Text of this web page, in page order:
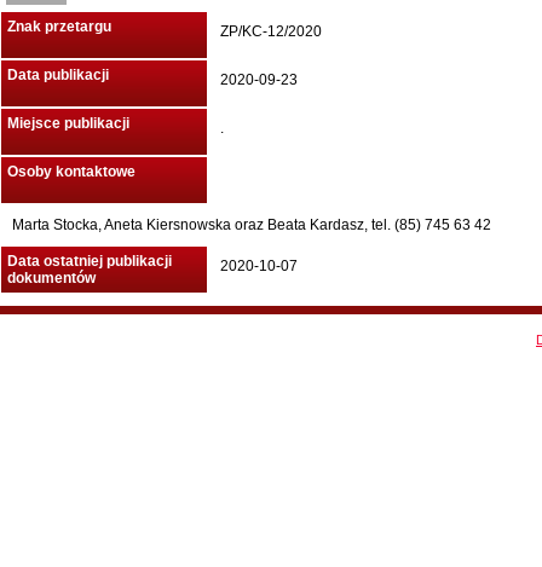
Znak przetargu ZP/KC-12/2020
Data publikacji 2020-09-23
Miejsce publikacji .
Osoby kontaktowe
Marta Stocka, Aneta Kiersnowska oraz Beata Kardasz, tel. (85) 745 63 42
Data ostatniej publikacji
dokumentów
2020-10-07